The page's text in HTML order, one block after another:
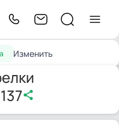
Изменить
Weishaupt, 23221001137